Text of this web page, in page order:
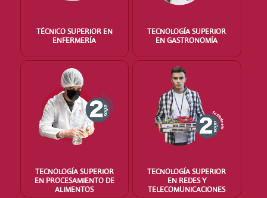
TÉCNICO SUPERIOR EN
ENFERMERÍA
TECNOLOGÍA SUPERIOR
EN GASTRONOMÍA
TECNOLOGÍA SUPERIOR
EN PROCESAMIENTO DE
ALIMENTOS
TECNOLOGÍA SUPERIOR
EN REDES Y
TELECOMUNICACIONES